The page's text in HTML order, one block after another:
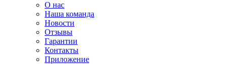
О нас
Наша команда
Новости
Отзывы
Гарантии
Контакты
Приложение